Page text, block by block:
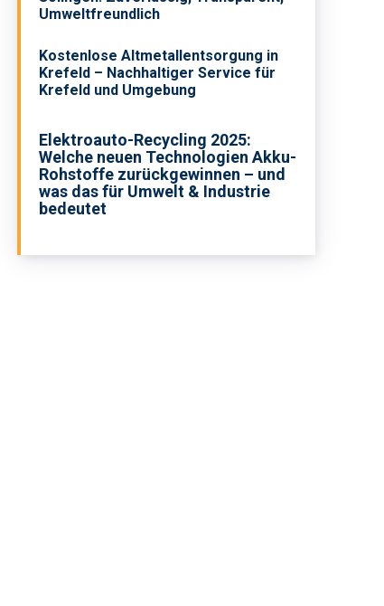
Umweltfreundlich
Kostenlose Altmetallentsorgung in
Krefeld – Nachhaltiger Service für
Krefeld und Umgebung
Elektroauto-Recycling 2025:
Welche neuen Technologien Akku-
Rohstoffe zurückgewinnen – und
was das für Umwelt & Industrie
bedeutet